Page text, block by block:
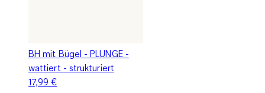
BH mit Bügel - PLUNGE -
wattiert - strukturiert
17,99 €